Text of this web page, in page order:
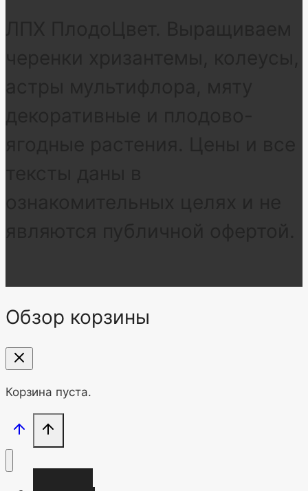
Обзор корзины
Корзина пуста.